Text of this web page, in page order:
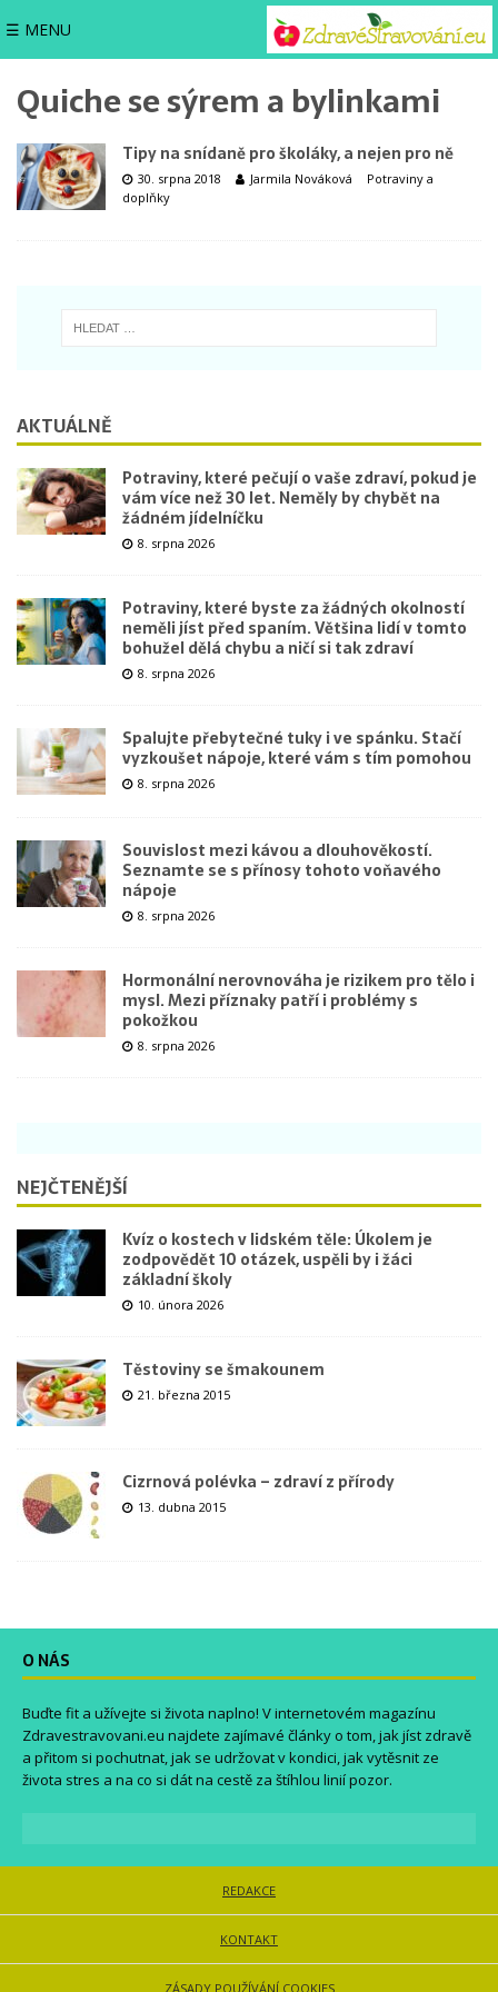
☰ MENU
Quiche se sýrem a bylinkami
Tipy na snídaně pro školáky, a nejen pro ně
30. srpna 2018 Jarmila Nováková
Potraviny a
doplňky
AKTUÁLNĚ
Potraviny, které pečují o vaše zdraví, pokud je
vám více než 30 let. Neměly by chybět na
žádném jídelníčku
8. srpna 2026
Potraviny, které byste za žádných okolností
neměli jíst před spaním. Většina lidí v tomto
bohužel dělá chybu a ničí si tak zdraví
8. srpna 2026
Spalujte přebytečné tuky i ve spánku. Stačí
vyzkoušet nápoje, které vám s tím pomohou
8. srpna 2026
Souvislost mezi kávou a dlouhověkostí.
Seznamte se s přínosy tohoto voňavého
nápoje
8. srpna 2026
Hormonální nerovnováha je rizikem pro tělo i
mysl. Mezi příznaky patří i problémy s
pokožkou
8. srpna 2026
NEJČTENĚJŠÍ
Kvíz o kostech v lidském těle: Úkolem je
zodpovědět 10 otázek, uspěli by i žáci
základní školy
10. února 2026
Těstoviny se šmakounem
21. března 2015
Cizrnová polévka – zdraví z přírody
13. dubna 2015
O NÁS
Buďte fit a užívejte si života naplno! V internetovém magazínu
Zdravestravovani.eu najdete zajímavé články o tom, jak jíst zdravě
a přitom si pochutnat, jak se udržovat v kondici, jak vytěsnit ze
života stres a na co si dát na cestě za štíhlou linií pozor.
REDAKCE
KONTAKT
ZÁSADY POUŽÍVÁNÍ COOKIES